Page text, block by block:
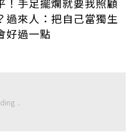
過來人：把自己當獨生
好過一點